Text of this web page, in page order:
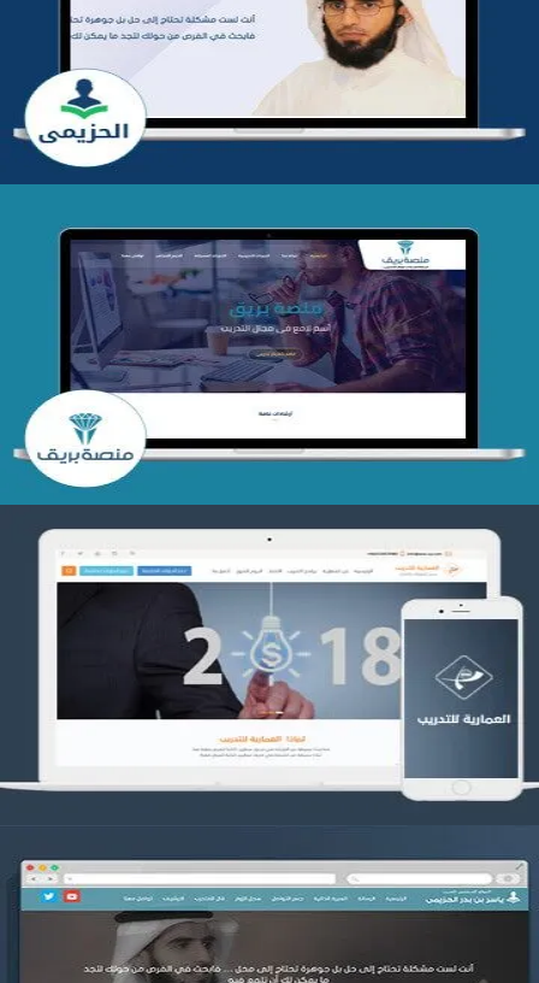
التفاصيل
تصميم منصة بريق
التفاصيل
تصميم العمارية للتدريب
التفاصيل
موقع ياسر بن بدر الحزيمي